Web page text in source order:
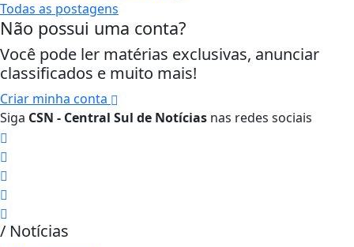
Todas as postagens
Não possui uma conta?
Você pode ler matérias exclusivas, anunciar
classificados e muito mais!
Criar minha conta
Siga CSN - Central Sul de Notícias nas redes sociais
/ Notícias